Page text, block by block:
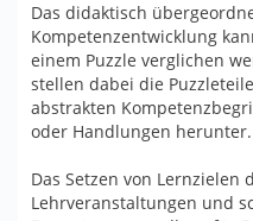
Das didaktisch
Kompetenzentwicklung
einem Puzzle verglichen
stellen dabei die
abstrakten
oder Handlungen herunter.
Das Setzen von
Lehrveranstaltungen und